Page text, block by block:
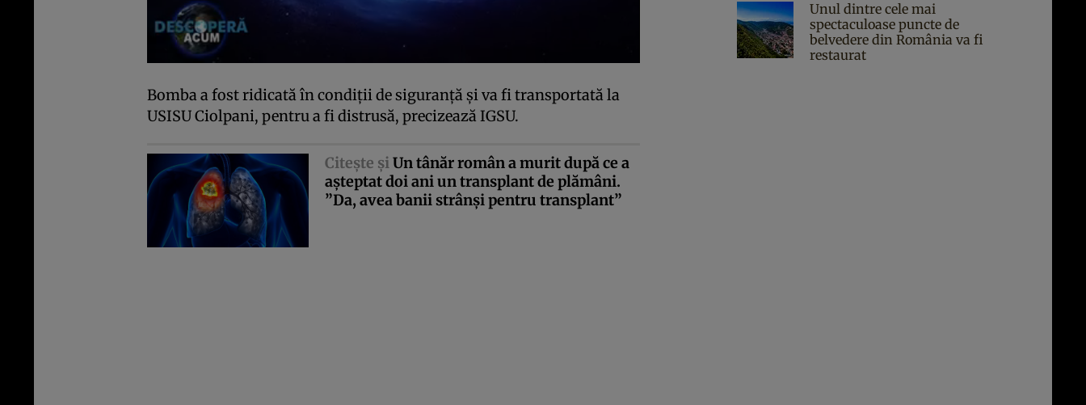
Bomba a fost ridicată în condiţii de siguranţă şi va fi transportată la
USISU Ciolpani, pentru a fi distrusă, precizează IGSU.
Citeşte şiUn tânăr român a murit după ce a
aşteptat doi ani un transplant de plămâni.
”Da, avea banii strânşi pentru transplant”
Unul dintre cele mai
spectaculoase puncte de
belvedere din România va fi
restaurat